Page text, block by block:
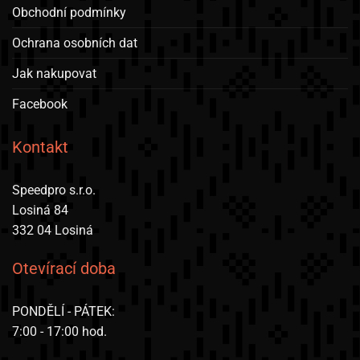
Obchodní podmínky
Ochrana osobních dat
Jak nakupovat
Facebook
Kontakt
Speedpro s.r.o.
Losiná 84
332 04 Losiná
Otevírací doba
PONDĚLÍ - PÁTEK:
7:00 - 17:00 hod.